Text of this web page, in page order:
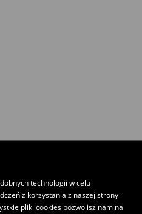
technologii w celu
z korzystania z naszej strony
pliki cookies pozwolisz nam na